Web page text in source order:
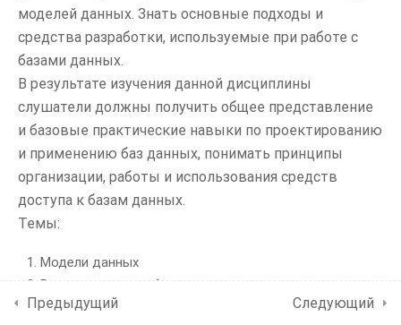
1 семестр –
Компьютерные
сети
1.3
1 семестр –
программирования:
алгоритмы и
структуры данных
Java и разработка
моделей данных. Знать основные подходы и
средства разработки, используемые при работе с
базами данных.
В результате изучения данной дисциплины
слушатели должны получить общее представление
и базовые практические навыки по проектированию
и применению баз данных, понимать принципы
организации, работы и использования средств
доступа к базам данных.
Темы:
Модели данных
Реляционная алгебра
SQL
Предыдущий Следующий
Диплом МГУ
Разработчик компьютерных технологий
Мы в соцсетях